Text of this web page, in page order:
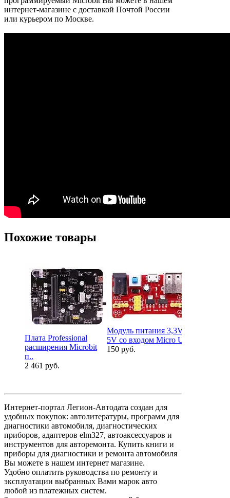
интернет-магазине с доставкой Почтой России
или курьером по Москве.
Похожие товары
Плата Professional
расширения Microbit
п..
2 461 руб.
Модуль питания 3,3V
5V со входом Micro U..
150 руб.
Интернет-портал Легион-Автодата создан для
удобных покупок: автолитературы, программ для
диагностики автомобиля, диагностических
приборов, адаптеров elm327, автоаксессуаров и
инструментов для авторемонта. Купить книги и
приборы для диагностики и ремонта автомобиля
Вы можете в нашем интернет магазине.
Удобно оплатить руководства по ремонту и
эксплуатации выбранных Вами марок авто
любой из платежных систем.